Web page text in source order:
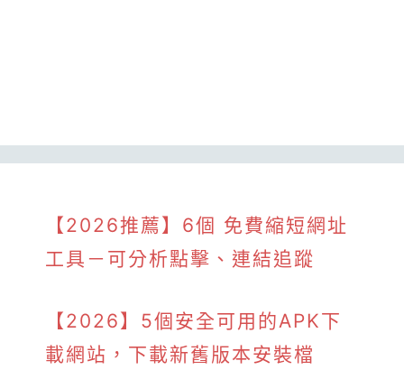
【2026推薦】6個 免費縮短網址
工具－可分析點擊、連結追蹤
【2026】5個安全可用的APK下
載網站，下載新舊版本安裝檔